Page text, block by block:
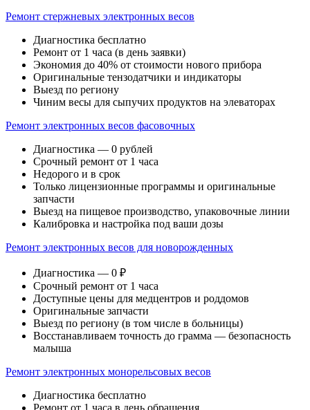
Ремонт стержневых электронных весов
Диагностика бесплатно
Ремонт от 1 часа (в день заявки)
Экономия до 40% от стоимости нового прибора
Оригинальные тензодатчики и индикаторы
Выезд по региону
Чиним весы для сыпучих продуктов на элеваторах
Ремонт электронных весов фасовочных
Диагностика — 0 рублей
Срочный ремонт от 1 часа
Недорого и в срок
Только лицензионные программы и оригинальные
запчасти
Выезд на пищевое производство, упаковочные линии
Калибровка и настройка под ваши дозы
Ремонт электронных весов для новорожденных
Диагностика — 0 ₽
Срочный ремонт от 1 часа
Доступные цены для медцентров и роддомов
Оригинальные запчасти
Выезд по региону (в том числе в больницы)
Восстанавливаем точность до грамма — безопасность
малыша
Ремонт электронных монорельсовых весов
Диагностика бесплатно